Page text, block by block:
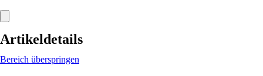
Artikeldetails
Bereich überspringen